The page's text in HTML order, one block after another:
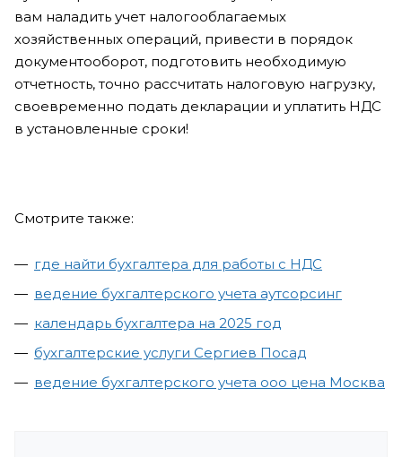
вам наладить учет налогооблагаемых
хозяйственных операций, привести в порядок
документооборот, подготовить необходимую
отчетность, точно рассчитать налоговую нагрузку,
своевременно подать декларации и уплатить НДС
в установленные сроки!
Смотрите также:
где найти бухгалтера для работы с НДС
ведение бухгалтерского учета аутсорсинг
календарь бухгалтера на 2025 год
бухгалтерские услуги Сергиев Посад
ведение бухгалтерского учета ооо цена Москва